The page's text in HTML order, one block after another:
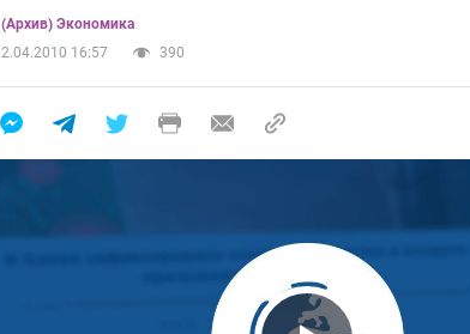
(Архив) Экономика
2.04.2010 16:57
390